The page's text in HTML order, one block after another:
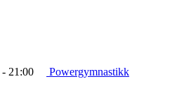
- 21:00
Powergymnastikk